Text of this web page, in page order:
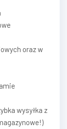
oraz w
wysyłka z